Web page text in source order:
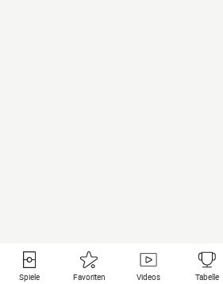
Spiele Favoriten Videos Tabelle